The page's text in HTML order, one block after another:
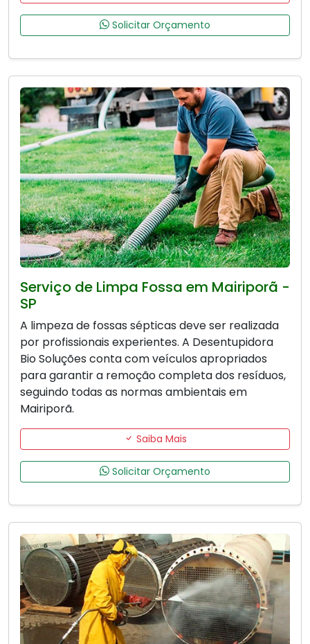
Solicitar Orçamento
Serviço de Limpa Fossa em Mairiporã -
SP
A limpeza de fossas sépticas deve ser realizada
por profissionais experientes. A Desentupidora
Bio Soluções conta com veículos apropriados
para garantir a remoção completa dos resíduos,
seguindo todas as normas ambientais em
Mairiporã.
Saiba Mais
Solicitar Orçamento